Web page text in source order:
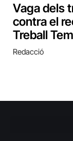
Vaga dels
contra el
Treball
Redacció